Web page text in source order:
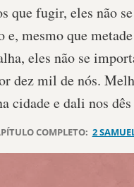
DIA
DIÁRIO
que fugir, eles não
e, mesmo que
eles não se
dez mil de nós.
cidade e dali nos
COMPLETO: 2